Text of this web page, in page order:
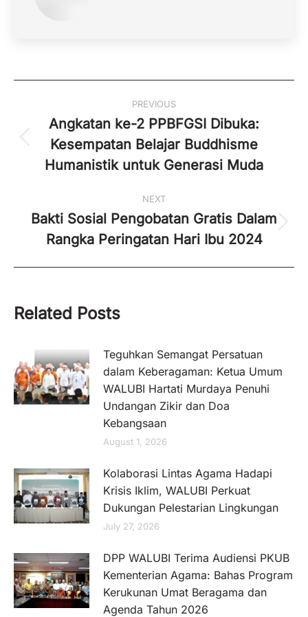
navigation
PREVIOUS
Previous
post:
Angkatan ke-2 PPBFGSI Dibuka:
Kesempatan Belajar Buddhisme
Humanistik untuk Generasi Muda
NEXT
Next
post:
Bakti Sosial Pengobatan Gratis Dalam
Rangka Peringatan Hari Ibu 2024
Related Posts
Teguhkan Semangat Persatuan
dalam Keberagaman: Ketua Umum
WALUBI Hartati Murdaya Penuhi
Undangan Zikir dan Doa
Kebangsaan
August 1, 2026
Kolaborasi Lintas Agama Hadapi
Krisis Iklim, WALUBI Perkuat
Dukungan Pelestarian Lingkungan
July 27, 2026
DPP WALUBI Terima Audiensi PKUB
Kementerian Agama: Bahas Program
Kerukunan Umat Beragama dan
Agenda Tahun 2026